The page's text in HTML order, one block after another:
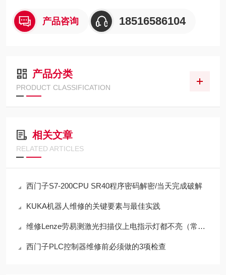
产品咨询 18516586104
产品分类
PRODUCT CLASSIFICATION
相关文章
RELATED ARTICLES
西门子S7-200CPU SR40程序密码解密/当天完成破解
KUKA机器人维修的关键要素与最佳实践
维修Lenze劳易测激光扫描仪上电指示灯都不亮（常年修此故障）
西门子PLC控制器维修前必须做的3项检查